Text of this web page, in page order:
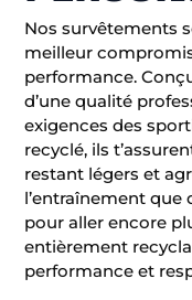
Nos survêtements
meilleur
performance.
d’une qualité
exigences des
recyclé, ils
restant légers et
l’entraînement que
pour aller encore
entièrement
performance et